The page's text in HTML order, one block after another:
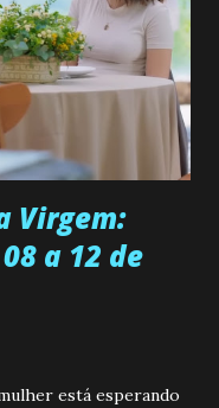
muito alegre, é
criativa e
ótima amiga. Pode ser
fazer algo.
inseminada por eng...
Virgem:
a 12 de
está esperando